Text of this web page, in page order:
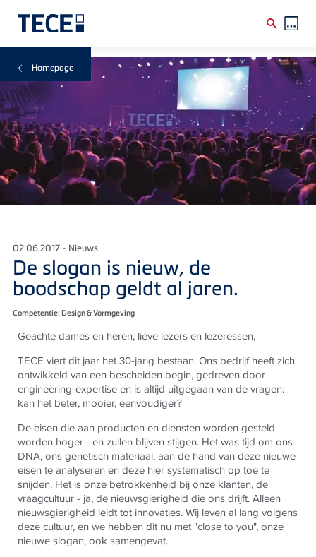
Skip to main content
Breadcrumb
Homepage
02.06.2017 - Nieuws
De slogan is nieuw, de
boodschap geldt al jaren.
Competentie: Design & Vormgeving
Geachte dames en heren, lieve lezers en lezeressen,
TECE viert dit jaar het 30-jarig bestaan. Ons bedrijf heeft zich
ontwikkeld van een bescheiden begin, gedreven door
engineering-expertise en is altijd uitgegaan van de vragen:
kan het beter, mooier, eenvoudiger?
De eisen die aan producten en diensten worden gesteld
worden hoger - en zullen blijven stijgen. Het was tijd om ons
DNA, ons genetisch materiaal, aan de hand van deze nieuwe
eisen te analyseren en deze hier systematisch op toe te
snijden. Het is onze betrokkenheid bij onze klanten, de
vraagcultuur - ja, de nieuwsgierigheid die ons drijft. Alleen
nieuwsgierigheid leidt tot innovaties. Wij leven al lang volgens
deze cultuur, en we hebben dit nu met "close to you", onze
nieuwe slogan, ook samengevat.